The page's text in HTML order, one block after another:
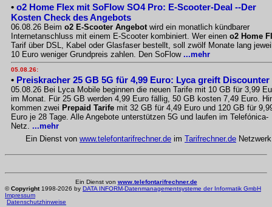
• o2 Home Flex mit SoFlow SO4 Pro: E-Scooter-Deal --Der
Kosten Check des Angebots
06.08.26 Beim o2 E-Scooter Angebotwird ein monatlich kündbarer
Internetanschluss mit einem E-Scooter kombiniert. Wer einen o2 Home
Tarif über DSL, Kabel oder Glasfaser bestellt, soll zwölf Monate lang
10 Euro weniger Grundpreis zahlen. Den SoFlow ...mehr
05.08.26:
• Preiskracher 25 GB 5G für 4,99 Euro: Lyca greift Discounter
05.08.26 Bei Lyca Mobile beginnen die neuen Tarife mit 10 GB für 3,99
im Monat. Für 25 GB werden 4,99 Euro fällig, 50 GB kosten 7,49 Euro.
kommen zwei Prepaid Tarife mit 32 GB für 4,49 Euro und 120 GB für
Euro je 28 Tage. Alle Angebote unterstützen 5G und laufen im Telefónica-
Netz. ...mehr
Ein Dienst von www.telefontarifrechner.de im Tarifrechner.de Netzwerk
Ein Dienst von www.telefontarifrechner.de
©Copyright1998-2026 by DATA INFORM-Datenmanagementsysteme der Informatik GmbH
Impressum
Datenschutzhinweise